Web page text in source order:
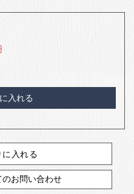
入れる
に入れる
お問い合わせ